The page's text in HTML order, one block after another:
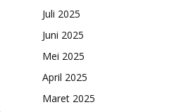
Juli 2025
Juni 2025
Mei 2025
April 2025
Maret 2025